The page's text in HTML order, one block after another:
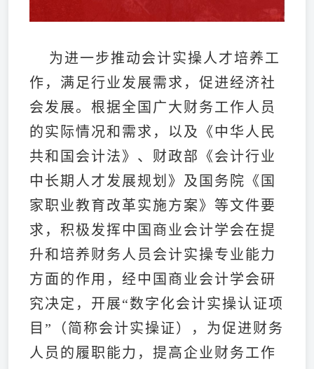
为进一步推动会计实操人才培养工
作，满足行业发展需求，促进经济社
会发展。根据全国广大财务工作人员
的实际情况和需求，以及《中华人民
共和国会计法》、财政部《会计行业
中长期人才发展规划》及国务院《国
家职业教育改革实施方案》等文件要
求，积极发挥中国商业会计学会在提
升和培养财务人员会计实操专业能力
方面的作用，经中国商业会计学会研
究决定，开展“数字化会计实操认证项
目”（简称会计实操证），为促进财务
人员的履职能力，提高企业财务工作